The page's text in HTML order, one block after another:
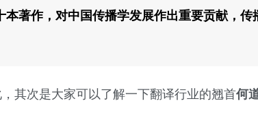
著作，对中国传播学发展作出重要贡献，传
其次是大家可以了解一下翻译行业的翘首何